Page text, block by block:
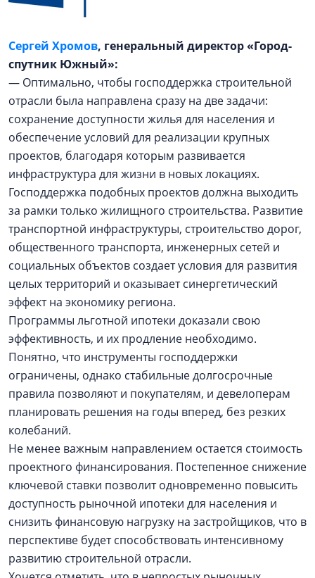
Сергей Хромов, генеральный директор «Город-
спутник Южный»:
— Оптимально, чтобы господдержка строительной
отрасли была направлена сразу на две задачи:
сохранение доступности жилья для населения и
обеспечение условий для реализации крупных
проектов, благодаря которым развивается
инфраструктура для жизни в новых локациях.
Господдержка подобных проектов должна выходить
за рамки только жилищного строительства. Развитие
транспортной инфраструктуры, строительство дорог,
общественного транспорта, инженерных сетей и
социальных объектов создает условия для развития
целых территорий и оказывает синергетический
эффект на экономику региона.
Программы льготной ипотеки доказали свою
эффективность, и их продление необходимо.
Понятно, что инструменты господдержки
ограничены, однако стабильные долгосрочные
правила позволяют и покупателям, и девелоперам
планировать решения на годы вперед, без резких
колебаний.
Не менее важным направлением остается стоимость
проектного финансирования. Постепенное снижение
ключевой ставки позволит одновременно повысить
доступность рыночной ипотеки для населения и
снизить финансовую нагрузку на застройщиков, что в
перспективе будет способствовать интенсивному
развитию строительной отрасли.